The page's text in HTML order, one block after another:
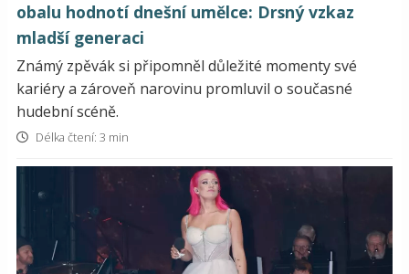
obalu hodnotí dnešní umělce: Drsný vzkaz
mladší generaci
Známý zpěvák si připomněl důležité momenty své
kariéry a zároveň narovinu promluvil o současné
hudební scéně.
Délka čtení: 3 min